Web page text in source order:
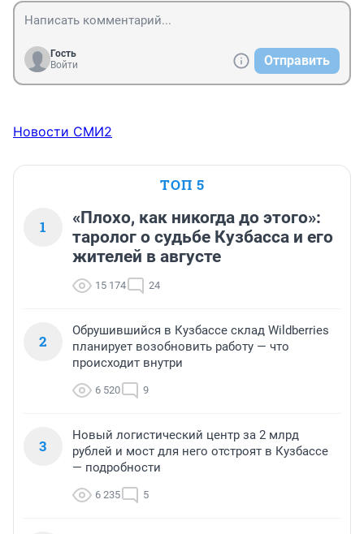
Гость
Войти
Отправить
Новости СМИ2
ТОП 5
1
«Плохо, как никогда до этого»:
таролог о судьбе Кузбасса и его
жителей в августе
15 174 24
2
Обрушившийся в Кузбассе склад Wildberries
планирует возобновить работу — что
происходит внутри
6 520 9
3
Новый логистический центр за 2 млрд
рублей и мост для него отстроят в Кузбассе
— подробности
6 235 5